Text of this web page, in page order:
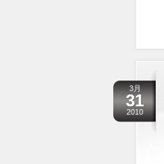
3月
31
2010